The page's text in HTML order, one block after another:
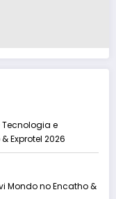
e
Exprotel 2026
Mondo no Encatho &